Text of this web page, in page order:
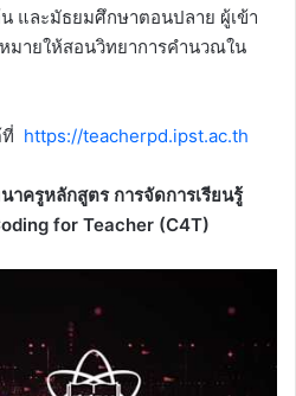
และมัธยมศึกษาตอนปลาย ผู้เข้า
มายให้สอนวิทยาการคำนวณใน
https://teacherpd.ipst.ac.th
ครูหลักสูตร การจัดการเรียนรู้
for Teacher (C4T)